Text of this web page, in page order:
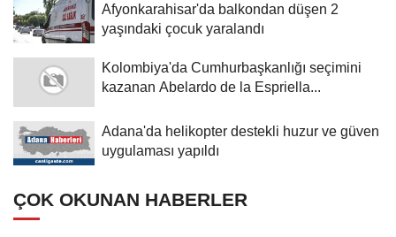
Afyonkarahisar'da balkondan düşen 2
yaşındaki çocuk yaralandı
Kolombiya'da Cumhurbaşkanlığı seçimini
kazanan Abelardo de la Espriella...
Adana'da helikopter destekli huzur ve güven
uygulaması yapıldı
ÇOK OKUNAN HABERLER